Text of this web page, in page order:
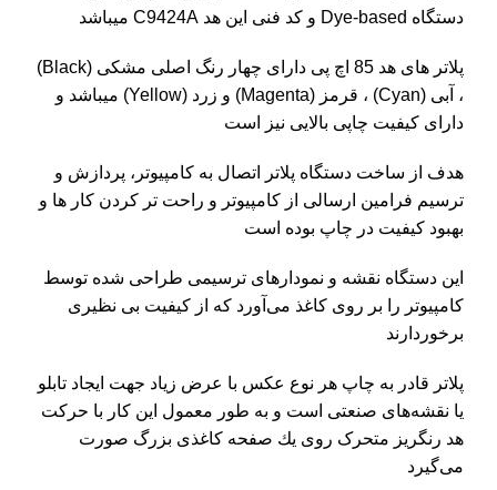
دستگاه Dye-based و کد فنی این هد C9424A میباشد
پلاتر های هد 85 اچ پی دارای چهار رنگ اصلی مشکی (Black)
، آبی (Cyan) ، قرمز (Magenta) و زرد (Yellow) میباشد و
دارای کیفیت چاپی بالایی نیز است
هدف از ساخت دستگاه پلاتر اتصال به کامپیوتر، پردازش و
ترسیم فرامین ارسالی از کامپیوتر و راحت تر کردن کار ها و
بهبود کیفیت در چاپ بوده است
این دستگاه نقشه و نمودارهای ترسیمی طراحی شده توسط
کامپیوتر را بر روی کاغذ می‌آورد که از کیفیت بی نظیری
برخوردارند
پلاتر قادر به چاپ هر نوع عکس با عرض زیاد جهت ایجاد تابلو
یا نقشه‌های صنعتی است و به طور معمول این كار با حركت
هد رنگریز متحرک روی یك صفحه كاغذی بزرگ صورت
می‌گیرد